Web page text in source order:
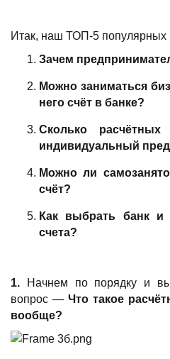
Итак, наш ТОП-5 популярных
Зачем
Можно заниматься
него счёт в банке?
Сколько
индивидуальный
Можно ли
счёт?
Как выбрать банк и
счета?
1.
Начнем по порядку и
вопрос — Что такое
вообще?